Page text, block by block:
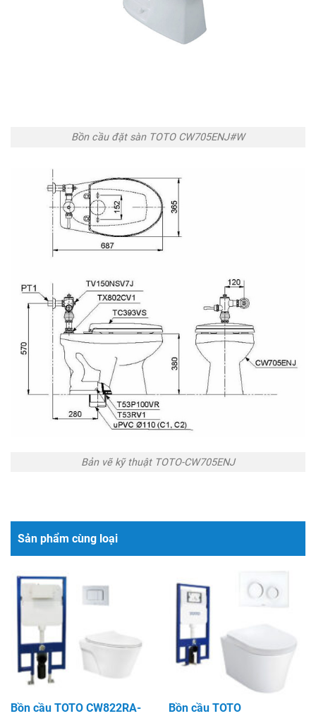
Bồn cầu đặt sàn TOTO CW705ENJ#W
Bản vẽ kỹ thuật TOTO-CW705ENJ
Sản phẩm cùng loại
Bồn cầu TOTO CW822RA-
Bồn cầu TOTO